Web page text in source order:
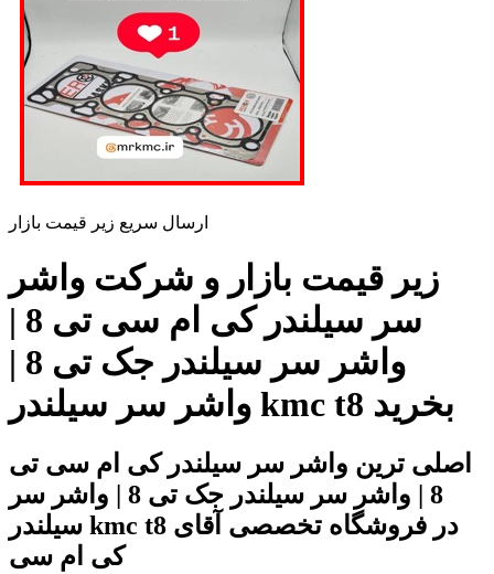
ارسال سریع زیر قیمت بازار
زیر قیمت بازار و شرکت واشر
سر سیلندر کی ام سی تی 8 |
واشر سر سیلندر جک تی 8 |
واشر سر سیلندر kmc t8 بخرید
اصلی ترین واشر سر سیلندر کی ام سی تی
8 | واشر سر سیلندر جک تی 8 | واشر سر
سیلندر kmc t8 در فروشگاه تخصصی آقای
کی ام سی